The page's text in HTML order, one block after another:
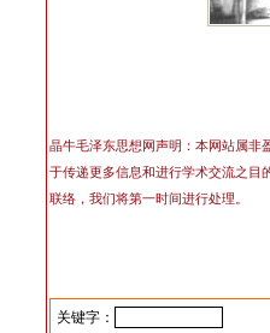
晶牛毛泽东思想网声明：本网站属非
于传递更多信息和进行学术交流之目
联络，我们将第一时间进行处理。
关键字：